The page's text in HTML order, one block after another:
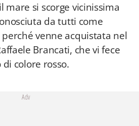
mare si scorge vicinissima
da tutti come
perché venne acquistata nel
Brancati, che vi fece
colore rosso.
Adv